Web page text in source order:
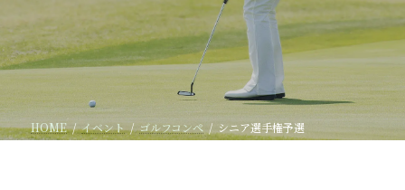
HOME イベント ゴルフコンペ シニア選手権予選